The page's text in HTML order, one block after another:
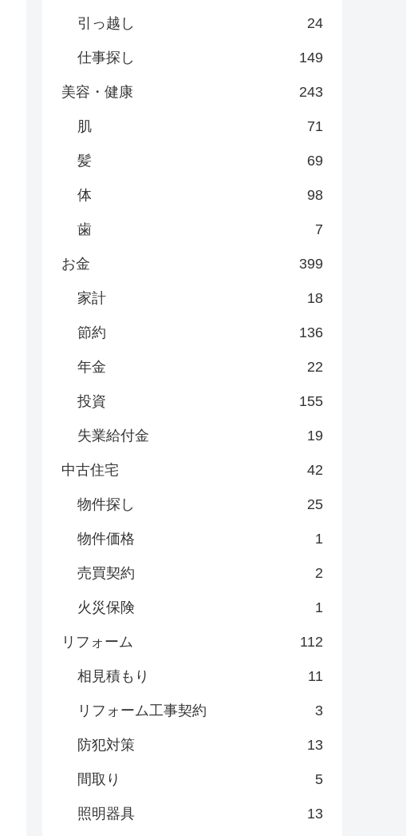
引っ越し 24
仕事探し 149
美容・健康 243
肌 71
髪 69
体 98
歯 7
お金 399
家計 18
節約 136
年金 22
投資 155
失業給付金 19
中古住宅 42
物件探し 25
物件価格 1
売買契約 2
火災保険 1
リフォーム 112
相見積もり 11
リフォーム工事契約 3
防犯対策 13
間取り 5
照明器具 13